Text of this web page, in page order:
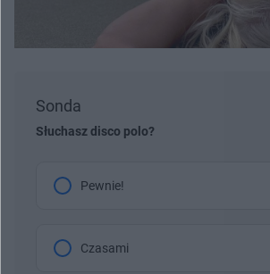
Sonda
Słuchasz disco polo?
Pewnie!
Czasami